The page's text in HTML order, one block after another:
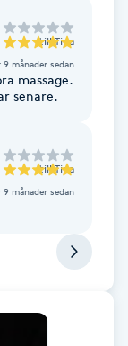
till Tina
9 månader sedan
massage.
senare.
till Tina
9 månader sedan